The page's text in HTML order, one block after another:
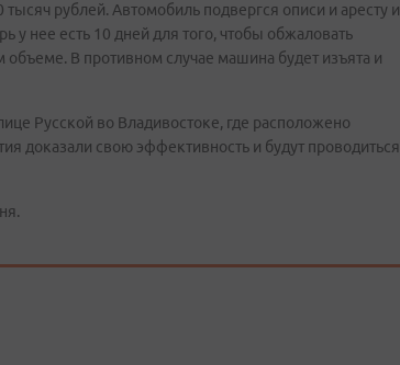
рублей. Автомобиль подвергся описи и аресту и
у нее есть 10 дней для того, чтобы обжаловать
объеме. В противном случае машина будет изъята и
Русской во Владивостоке, где расположено
доказали свою эффективность и будут проводиться